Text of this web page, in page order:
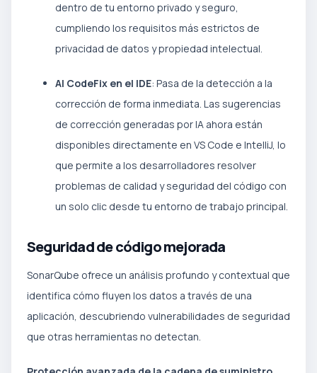
dentro de tu entorno privado y seguro,
cumpliendo los requisitos más estrictos de
privacidad de datos y propiedad intelectual.
AI CodeFix en el IDE: Pasa de la detección a la
corrección de forma inmediata. Las sugerencias
de corrección generadas por IA ahora están
disponibles directamente en VS Code e IntelliJ, lo
que permite a los desarrolladores resolver
problemas de calidad y seguridad del código con
un solo clic desde tu entorno de trabajo principal.
Seguridad de código mejorada
SonarQube ofrece un análisis profundo y contextual que
identifica cómo fluyen los datos a través de una
aplicación, descubriendo vulnerabilidades de seguridad
que otras herramientas no detectan.